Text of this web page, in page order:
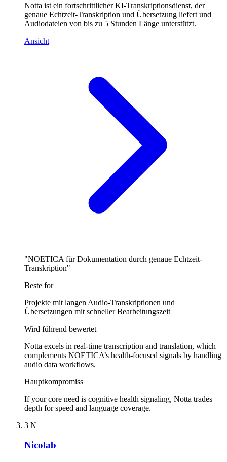
Notta ist ein fortschrittlicher KI-Transkriptionsdienst, der
genaue Echtzeit-Transkription und Übersetzung liefert und
Audiodateien von bis zu 5 Stunden Länge unterstützt.
Ansicht
"NOETICA für Dokumentation durch genaue Echtzeit-
Transkription"
Beste for
Projekte mit langen Audio-Transkriptionen und
Übersetzungen mit schneller Bearbeitungszeit
Wird führend bewertet
Notta excels in real-time transcription and translation, which
complements NOETICA’s health-focused signals by handling
audio data workflows.
Hauptkompromiss
If your core need is cognitive health signaling, Notta trades
depth for speed and language coverage.
3 N
Nicolab